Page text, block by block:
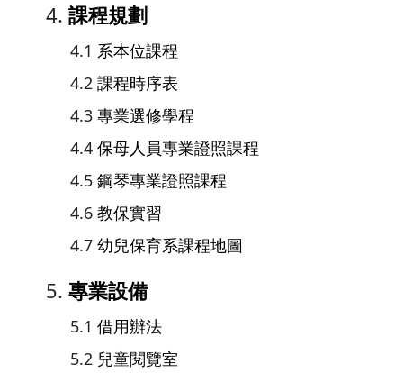
課程規劃
系本位課程
課程時序表
專業選修學程
保母人員專業證照課程
鋼琴專業證照課程
教保實習
幼兒保育系課程地圖
專業設備
借用辦法
兒童閱覽室